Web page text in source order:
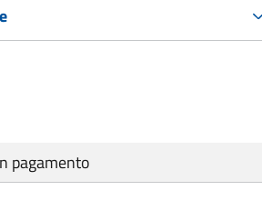
pagamento